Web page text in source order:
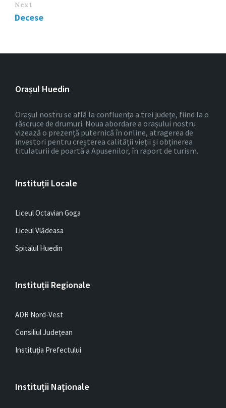
Next
Decese
Orașul Huedin
Orașul nostru se află la confluența a trei județe, fiind la o
răscruce de drumuri. Noua abordare a orașului nostru
vizează o prezență puternică în online, atragerea de
investori pentru creșterea calității vieții și obținerea
titulaturii de poartă a Apusenilor, în raport de turism.
Instituții Locale
Liceul Octavian Goga
Liceul Vlădeasa
Spitalul Huedin
Instituții Regionale
ADR Nord-Vest
Consiliul Județean
Instituția Prefectului
Instituții Naționale